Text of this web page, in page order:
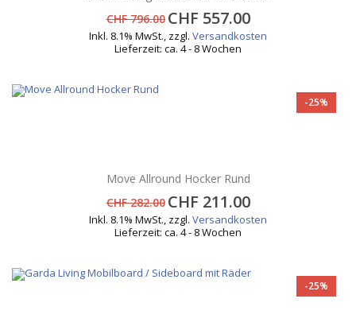
CHF 796.00 CHF 557.00
Inkl. 8.1% MwSt., zzgl. Versandkosten
Lieferzeit: ca. 4 - 8 Wochen
-25%
Move Allround Hocker Rund
CHF 282.00 CHF 211.00
Inkl. 8.1% MwSt., zzgl. Versandkosten
Lieferzeit: ca. 4 - 8 Wochen
-25%